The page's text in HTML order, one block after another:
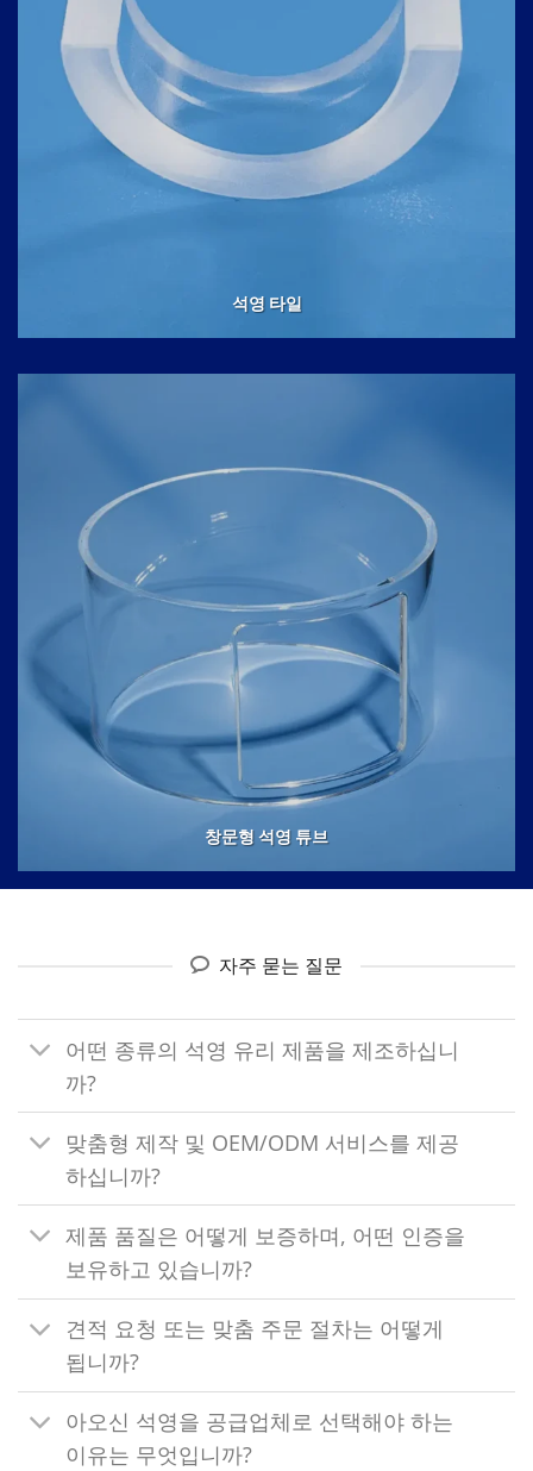
석영 타일
창문형 석영 튜브
자주 묻는 질문
어떤 종류의 석영 유리 제품을 제조하십니
까?
맞춤형 제작 및 OEM/ODM 서비스를 제공
하십니까?
제품 품질은 어떻게 보증하며, 어떤 인증을
보유하고 있습니까?
견적 요청 또는 맞춤 주문 절차는 어떻게
됩니까?
아오신 석영을 공급업체로 선택해야 하는
이유는 무엇입니까?